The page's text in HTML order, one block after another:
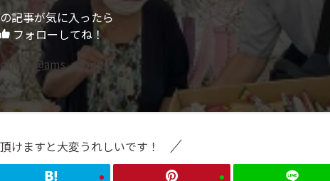
記事が気に入ったら
フォローしてね！
@ams_groups
けますと大変うれしいです！